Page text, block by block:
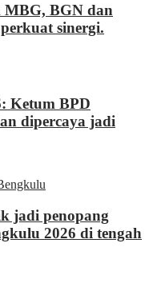
MBG, BGN dan
sinergi.
Ketum BPD
dipercaya jadi
jadi penopang
2026 di tengah